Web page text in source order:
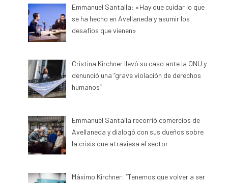
Emmanuel Santalla: «Hay que cuidar lo que
se ha hecho en Avellaneda y asumir los
desafíos que vienen»
Cristina Kirchner llevó su caso ante la ONU y
denunció una “grave violación de derechos
humanos”
Emmanuel Santalla recorrió comercios de
Avellaneda y dialogó con sus dueños sobre
la crisis que atraviesa el sector
Máximo Kirchner: “Tenemos que volver a ser